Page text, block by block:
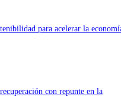
para acelerar la
con repunte en la